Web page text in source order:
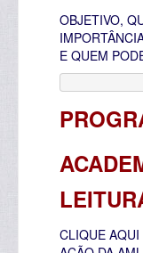
OBJETIVO,
E QUEM
CLIQUE